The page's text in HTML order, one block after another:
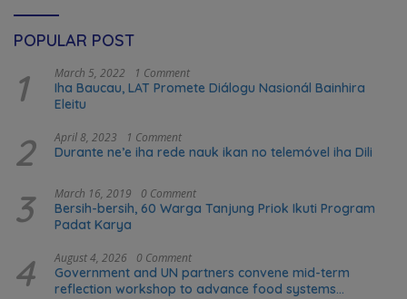
POPULAR POST
1 March 5, 2022 1 Comment
Iha Baucau, LAT Promete Diálogu Nasionál Bainhira
Eleitu
2 April 8, 2023 1 Comment
Durante ne’e iha rede nauk ikan no telemóvel iha Dili
3 March 16, 2019 0 Comment
Bersih-bersih, 60 Warga Tanjung Priok Ikuti Program
Padat Karya
4 August 4, 2026 0 Comment
Government and UN partners convene mid-term
reflection workshop to advance food systems